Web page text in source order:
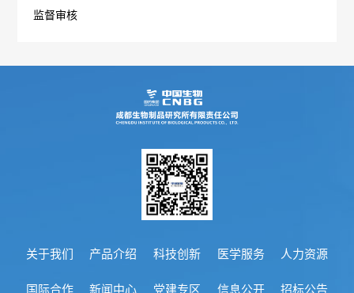
监督审核
关于我们 产品介绍 科技创新 医学服务 人力资源
国际合作 新闻中心 党建专区 信息公开 招标公告